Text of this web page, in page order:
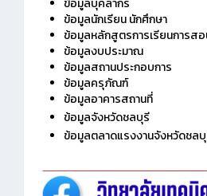
ประวัติวิทยาลัย
ข้อมูลบุคลากร
ข้อมูลนักเรียน นักศึกษา
ข้อมูลหลักสูตรการเรียนการสอน
ข้อมูลงบประมาณ
ข้อมูลสถานประกอบการ
ข้อมูลครุภัณฑ์
ข้อมูลอาคารสถานที่
ข้อมูลจังหวัดชลบุรี